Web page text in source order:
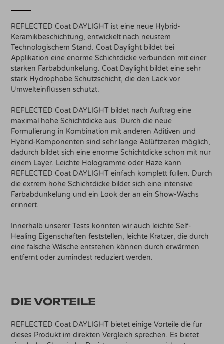
REFLECTED Coat DAYLIGHT ist eine neue Hybrid-
Keramikbeschichtung, entwickelt nach neustem
Technologischem Stand. Coat Daylight bildet bei
Applikation eine enorme Schichtdicke verbunden mit einer
starken Farbabdunkelung. Coat Daylight bildet eine sehr
stark Hydrophobe Schutzschicht, die den Lack vor
Umwelteinflüssen schützt.
REFLECTED Coat DAYLIGHT bildet nach Auftrag eine
maximal hohe Schichtdicke aus. Durch die neue
Formulierung in Kombination mit anderen Aditiven und
Hybrid-Komponenten sind sehr lange Ablüftzeiten möglich,
dadurch bildet sich eine enorme Schichtdicke schon mit nur
einem Layer. Leichte Hologramme oder Haze kann
REFLECTED Coat DAYLIGHT einfach komplett füllen. Durch
die extrem hohe Schichtdicke bildet sich eine intensive
Farbabdunkelung und ein Look der an ein Show-Wachs
erinnert.
Innerhalb unserer Tests konnten wir auch leichte Self-
Healing Eigenschaften feststellen, leichte Kratzer, die durch
eine falsche Wäsche entstehen können durch erwärmen
entfernt oder zumindest reduziert werden.
DIE VORTEILE
REFLECTED Coat DAYLIGHT bietet einige Vorteile die für
dieses Produkt im direkten Vergleich sprechen. Es bietet